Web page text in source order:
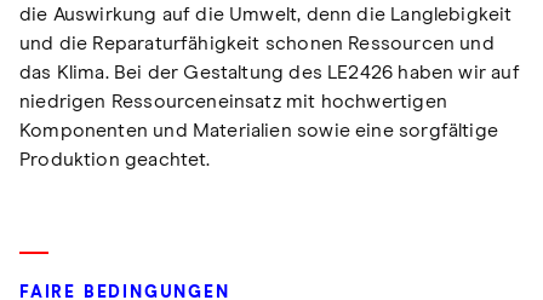
die Auswirkung auf die Umwelt, denn die Langlebigkeit
und die Reparaturfähigkeit schonen Ressourcen und
das Klima. Bei der Gestaltung des LE2426 haben wir auf
niedrigen Ressourceneinsatz mit hochwertigen
Komponenten und Materialien sowie eine sorgfältige
Produktion geachtet.
FAIRE BEDINGUNGEN